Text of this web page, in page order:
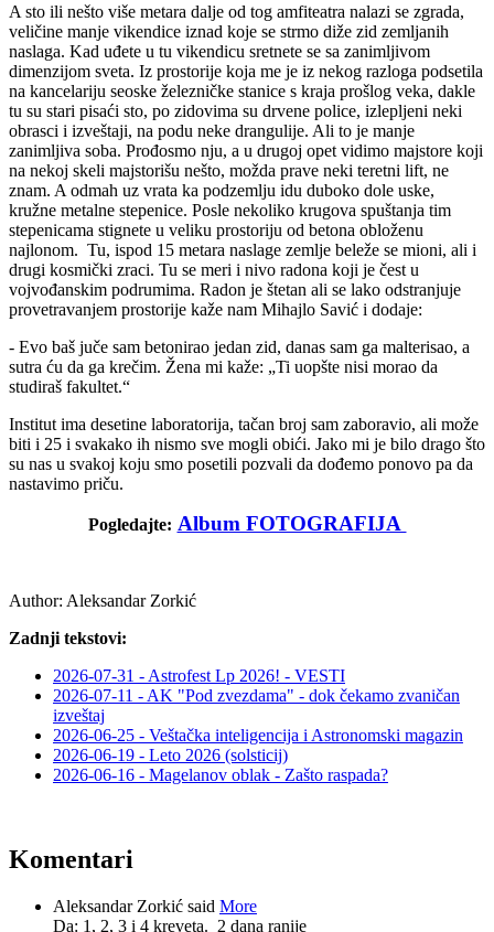
A sto ili nešto više metara dalje od tog amfiteatra nalazi se zgrada,
veličine manje vikendice iznad koje se strmo diže zid zemljanih
naslaga. Kad uđete u tu vikendicu sretnete se sa zanimljivom
dimenzijom sveta. Iz prostorije koja me je iz nekog razloga podsetila
na kancelariju seoske železničke stanice s kraja prošlog veka, dakle
tu su stari pisaći sto, po zidovima su drvene police, izlepljeni neki
obrasci i izveštaji, na podu neke drangulije. Ali to je manje
zanimljiva soba. Prođosmo nju, a u drugoj opet vidimo majstore koji
na nekoj skeli majstorišu nešto, možda prave neki teretni lift, ne
znam. A odmah uz vrata ka podzemlju idu duboko dole uske,
kružne metalne stepenice. Posle nekoliko krugova spuštanja tim
stepenicama stignete u veliku prostoriju od betona obloženu
najlonom. Tu, ispod 15 metara naslage zemlje beleže se mioni, ali i
drugi kosmički zraci. Tu se meri i nivo radona koji je čest u
vojvođanskim podrumima. Radon je štetan ali se lako odstranjuje
provetravanjem prostorije kaže nam Mihajlo Savić i dodaje:
- Evo baš juče sam betonirao jedan zid, danas sam ga malterisao, a
sutra ću da ga krečim. Žena mi kaže: „Ti uopšte nisi morao da
studiraš fakultet.“
Institut ima desetine laboratorija, tačan broj sam zaboravio, ali može
biti i 25 i svakako ih nismo sve mogli obići. Jako mi je bilo drago što
su nas u svakoj koju smo posetili pozvali da dođemo ponovo pa da
nastavimo priču.
Pogledajte: Album FOTOGRAFIJA
Author: Aleksandar Zorkić
Zadnji tekstovi:
2026-07-31 - Astrofest Lp 2026! - VESTI
2026-07-11 - AK "Pod zvezdama" - dok čekamo zvaničan
izveštaj
2026-06-25 - Veštačka inteligencija i Astronomski magazin
2026-06-19 - Leto 2026 (solsticij)
2026-06-16 - Magelanov oblak - Zašto raspada?
Komentari
Aleksandar Zorkić said More
Da: 1, 2, 3 i 4 kreveta. 2 dana ranije